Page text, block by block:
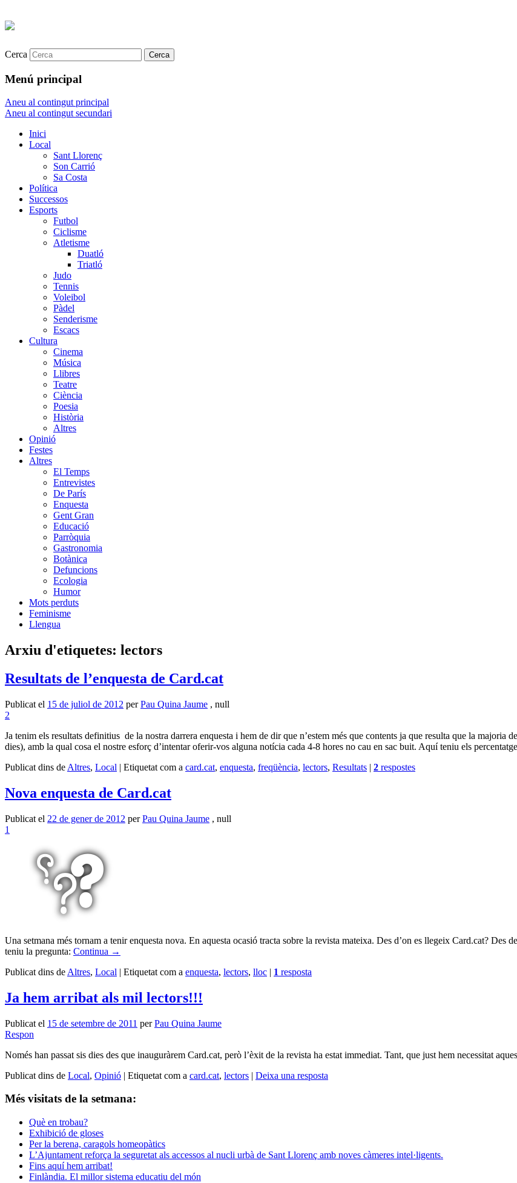
Cerca
Menú principal
Aneu al contingut principal
Aneu al contingut secundari
Inici
Local
Sant Llorenç
Son Carrió
Sa Costa
Política
Successos
Esports
Futbol
Ciclisme
Atletisme
Duatló
Triatló
Judo
Tennis
Voleibol
Pàdel
Senderisme
Escacs
Cultura
Cinema
Música
Llibres
Teatre
Ciència
Poesia
Història
Altres
Opinió
Festes
Altres
El Temps
Entrevistes
De París
Enquesta
Gent Gran
Educació
Parròquia
Gastronomia
Botànica
Defuncions
Ecologia
Humor
Mots perduts
Feminisme
Llengua
Arxiu d'etiquetes: lectors
Resultats de l’enquesta de Card.cat
Publicat el 15 de juliol de 2012 perPau Quina Jaume , null
2
Ja tenim els resultats definitius de la nostra darrera enquesta i hem de dir que n’estem més que contents ja que resulta que la majoria
dies), amb la qual cosa el nostre esforç d’intentar oferir-vos alguna notícia cada 4-8 hores no cau en sac buit. Aquí teniu els
Publicat dins de Altres, Local | Etiquetat com a card.cat, enquesta, freqüència, lectors, Resultats | 2 respostes
Nova enquesta de Card.cat
Publicat el 22 de gener de 2012 perPau Quina Jaume , null
1
Una setmana més tornam a tenir enquesta nova. En aquesta ocasió tracta sobre la revista mateixa. Des d’on es llegeix Card.cat?
teniu la pregunta: Continua →
Publicat dins de Altres, Local | Etiquetat com a enquesta, lectors, lloc | 1 resposta
Ja hem arribat als mil lectors!!!
Publicat el 15 de setembre de 2011 perPau Quina Jaume
Respon
Només han passat sis dies des que inauguràrem Card.cat, però l’èxit de la revista ha estat immediat. Tant, que just hem necessitat
Publicat dins de Local, Opinió | Etiquetat com a card.cat, lectors | Deixa una resposta
Més visitats de la setmana:
Què en trobau?
Exhibició de gloses
Per la berena, caragols homeopàtics
L’Ajuntament reforça la seguretat als accessos al nucli urbà de Sant Llorenç amb noves càmeres intel·ligents.
Fins aquí hem arribat!
Finlàndia. El millor sistema educatiu del món